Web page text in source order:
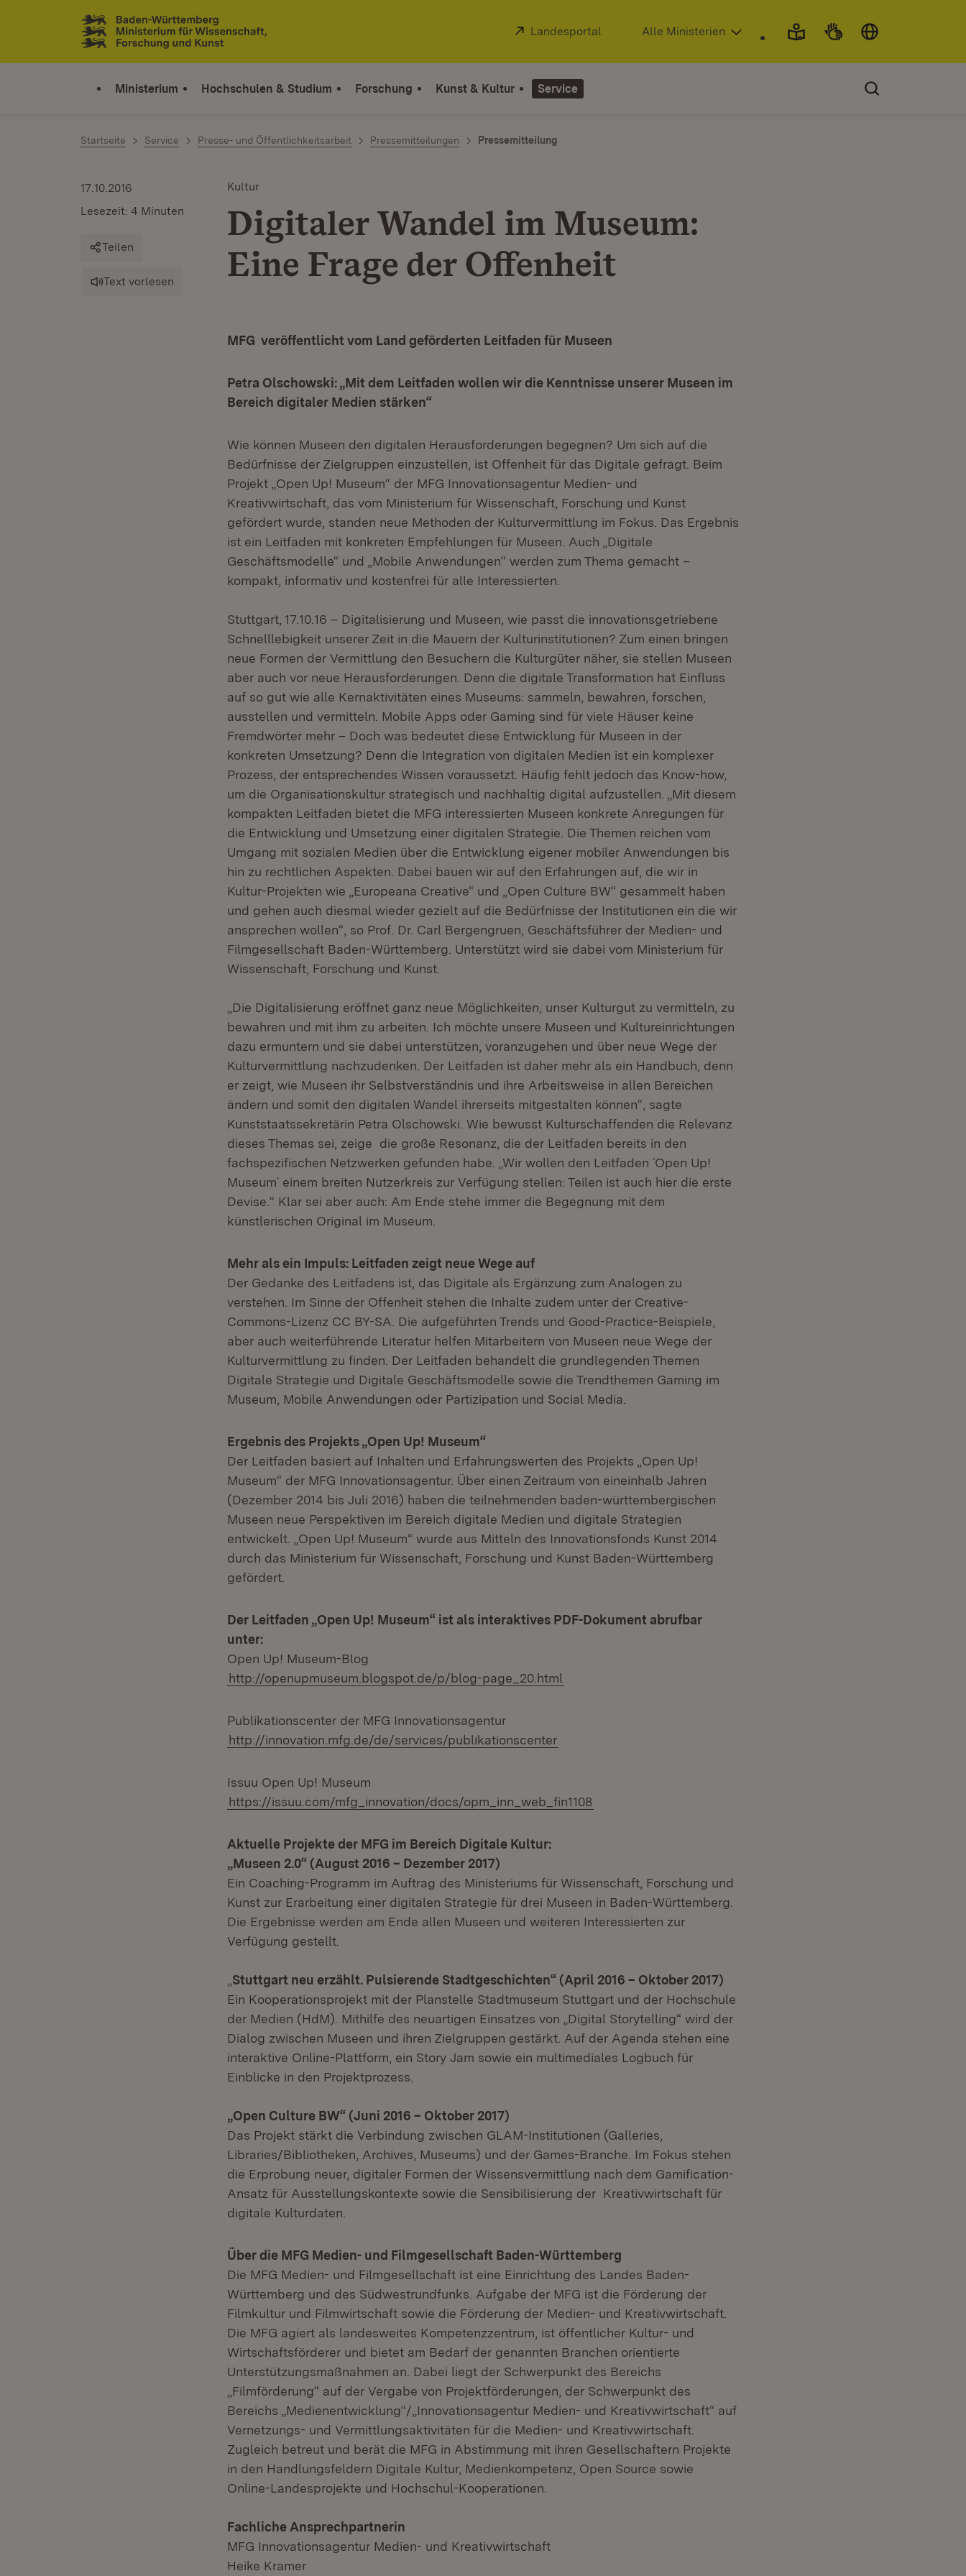
Zum Inhalt springen
Link zur Startseite
Extern:
Landesportal (Öffnet in neuem Fenster)
Alle Ministerien
Ministerium Hochschulen & Studium Forschung Kunst & Kultur Service
Startseite Service Presse- und Öffentlichkeitsarbeit Pressemitteilungen Pressemitteilung
Kultur
Digitaler Wandel im Museum:
Eine Frage der Offenheit
17.10.2016
Lesezeit: 4 Minuten
Teilen
Text vorlesen
MFG veröffentlicht vom Land geförderten Leitfaden für Museen
Petra Olschowski: „Mit dem Leitfaden wollen wir die Kenntnisse unserer Museen im
Bereich digitaler Medien stärken“
Wie können Museen den digitalen Herausforderungen begegnen? Um sich auf die
Bedürfnisse der Zielgruppen einzustellen, ist Offenheit für das Digitale gefragt. Beim
Projekt „Open Up! Museum“ der MFG Innovationsagentur Medien- und
Kreativwirtschaft, das vom Ministerium für Wissenschaft, Forschung und Kunst
gefördert wurde, standen neue Methoden der Kulturvermittlung im Fokus. Das Ergebnis
ist ein Leitfaden mit konkreten Empfehlungen für Museen. Auch „Digitale
Geschäftsmodelle“ und „Mobile Anwendungen“ werden zum Thema gemacht –
kompakt, informativ und kostenfrei für alle Interessierten.
Stuttgart, 17.10.16 – Digitalisierung und Museen, wie passt die innovationsgetriebene
Schnelllebigkeit unserer Zeit in die Mauern der Kulturinstitutionen? Zum einen bringen
neue Formen der Vermittlung den Besuchern die Kulturgüter näher, sie stellen Museen
aber auch vor neue Herausforderungen. Denn die digitale Transformation hat Einfluss
auf so gut wie alle Kernaktivitäten eines Museums: sammeln, bewahren, forschen,
ausstellen und vermitteln. Mobile Apps oder Gaming sind für viele Häuser keine
Fremdwörter mehr – Doch was bedeutet diese Entwicklung für Museen in der
konkreten Umsetzung? Denn die Integration von digitalen Medien ist ein komplexer
Prozess, der entsprechendes Wissen voraussetzt. Häufig fehlt jedoch das Know-how,
um die Organisationskultur strategisch und nachhaltig digital aufzustellen. „Mit diesem
kompakten Leitfaden bietet die MFG interessierten Museen konkrete Anregungen für
die Entwicklung und Umsetzung einer digitalen Strategie. Die Themen reichen vom
Umgang mit sozialen Medien über die Entwicklung eigener mobiler Anwendungen bis
hin zu rechtlichen Aspekten. Dabei bauen wir auf den Erfahrungen auf, die wir in
Kultur-Projekten wie „Europeana Creative“ und „Open Culture BW“ gesammelt haben
und gehen auch diesmal wieder gezielt auf die Bedürfnisse der Institutionen ein die wir
ansprechen wollen“, so Prof. Dr. Carl Bergengruen, Geschäftsführer der Medien- und
Filmgesellschaft Baden-Württemberg. Unterstützt wird sie dabei vom Ministerium für
Wissenschaft, Forschung und Kunst.
„Die Digitalisierung eröffnet ganz neue Möglichkeiten, unser Kulturgut zu vermitteln, zu
bewahren und mit ihm zu arbeiten. Ich möchte unsere Museen und Kultureinrichtungen
dazu ermuntern und sie dabei unterstützen, voranzugehen und über neue Wege der
Kulturvermittlung nachzudenken. Der Leitfaden ist daher mehr als ein Handbuch, denn
er zeigt, wie Museen ihr Selbstverständnis und ihre Arbeitsweise in allen Bereichen
ändern und somit den digitalen Wandel ihrerseits mitgestalten können“, sagte
Kunststaatssekretärin Petra Olschowski. Wie bewusst Kulturschaffenden die Relevanz
dieses Themas sei, zeige die große Resonanz, die der Leitfaden bereits in den
fachspezifischen Netzwerken gefunden habe. „Wir wollen den Leitfaden ´Open Up!
Museum` einem breiten Nutzerkreis zur Verfügung stellen: Teilen ist auch hier die erste
Devise.“ Klar sei aber auch: Am Ende stehe immer die Begegnung mit dem
künstlerischen Original im Museum.
Mehr als ein Impuls: Leitfaden zeigt neue Wege auf
Der Gedanke des Leitfadens ist, das Digitale als Ergänzung zum Analogen zu
verstehen. Im Sinne der Offenheit stehen die Inhalte zudem unter der Creative-
Commons-Lizenz CC BY-SA. Die aufgeführten Trends und Good-Practice-Beispiele,
aber auch weiterführende Literatur helfen Mitarbeitern von Museen neue Wege der
Kulturvermittlung zu finden. Der Leitfaden behandelt die grundlegenden Themen
Digitale Strategie und Digitale Geschäftsmodelle sowie die Trendthemen Gaming im
Museum, Mobile Anwendungen oder Partizipation und Social Media.
Ergebnis des Projekts „Open Up! Museum“
Der Leitfaden basiert auf Inhalten und Erfahrungswerten des Projekts „Open Up!
Museum“ der MFG Innovationsagentur. Über einen Zeitraum von eineinhalb Jahren
(Dezember 2014 bis Juli 2016) haben die teilnehmenden baden-württembergischen
Museen neue Perspektiven im Bereich digitale Medien und digitale Strategien
entwickelt. „Open Up! Museum“ wurde aus Mitteln des Innovationsfonds Kunst 2014
durch das Ministerium für Wissenschaft, Forschung und Kunst Baden-Württemberg
gefördert.
Der Leitfaden „Open Up! Museum“ ist als interaktives PDF-Dokument abrufbar
unter:
Open Up! Museum-Blog
http://openupmuseum.blogspot.de/p/blog-page_20.html
Publikationscenter der MFG Innovationsagentur
http://innovation.mfg.de/de/services/publikationscenter
Issuu Open Up! Museum
https://issuu.com/mfg_innovation/docs/opm_inn_web_fin1108
Aktuelle Projekte der MFG im Bereich Digitale Kultur:
„Museen 2.0“ (August 2016 – Dezember 2017)
Ein Coaching-Programm im Auftrag des Ministeriums für Wissenschaft, Forschung und
Kunst zur Erarbeitung einer digitalen Strategie für drei Museen in Baden-Württemberg.
Die Ergebnisse werden am Ende allen Museen und weiteren Interessierten zur
Verfügung gestellt.
Stuttgart neu erzählt. Pulsierende Stadtgeschichten“ (April 2016 – Oktober 2017)
Ein Kooperationsprojekt mit der Planstelle Stadtmuseum Stuttgart und der Hochschule
der Medien (HdM). Mithilfe des neuartigen Einsatzes von „Digital Storytelling“ wird der
Dialog zwischen Museen und ihren Zielgruppen gestärkt. Auf der Agenda stehen eine
interaktive Online-Plattform, ein Story Jam sowie ein multimediales Logbuch für
Einblicke in den Projektprozess.
„Open Culture BW“ (Juni 2016 – Oktober 2017)
Das Projekt stärkt die Verbindung zwischen GLAM-Institutionen (Galleries,
Libraries/Bibliotheken, Archives, Museums) und der Games-Branche. Im Fokus stehen
die Erprobung neuer, digitaler Formen der Wissensvermittlung nach dem Gamification-
Ansatz für Ausstellungskontexte sowie die Sensibilisierung der Kreativwirtschaft für
digitale Kulturdaten.
Über die MFG Medien- und Filmgesellschaft Baden-Württemberg
Die MFG Medien- und Filmgesellschaft ist eine Einrichtung des Landes Baden-
Württemberg und des Südwestrundfunks. Aufgabe der MFG ist die Förderung der
Filmkultur und Filmwirtschaft sowie die Förderung der Medien- und Kreativwirtschaft.
Die MFG agiert als landesweites Kompetenzzentrum, ist öffentlicher Kultur- und
Wirtschaftsförderer und bietet am Bedarf der genannten Branchen orientierte
Unterstützungsmaßnahmen an. Dabei liegt der Schwerpunkt des Bereichs
„Filmförderung“ auf der Vergabe von Projektförderungen, der Schwerpunkt des
Bereichs „Medienentwicklung“/„Innovationsagentur Medien- und Kreativwirtschaft“ auf
Vernetzungs- und Vermittlungsaktivitäten für die Medien- und Kreativwirtschaft.
Zugleich betreut und berät die MFG in Abstimmung mit ihren Gesellschaftern Projekte
in den Handlungsfeldern Digitale Kultur, Medienkompetenz, Open Source sowie
Online-Landesprojekte und Hochschul-Kooperationen.
Fachliche Ansprechpartnerin
MFG Innovationsagentur Medien- und Kreativwirtschaft
Heike Kramer